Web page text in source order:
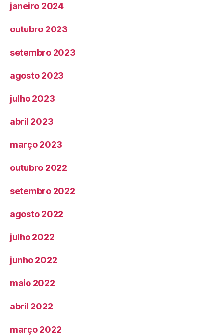
janeiro 2024
outubro 2023
setembro 2023
agosto 2023
julho 2023
abril 2023
março 2023
outubro 2022
setembro 2022
agosto 2022
julho 2022
junho 2022
maio 2022
abril 2022
março 2022